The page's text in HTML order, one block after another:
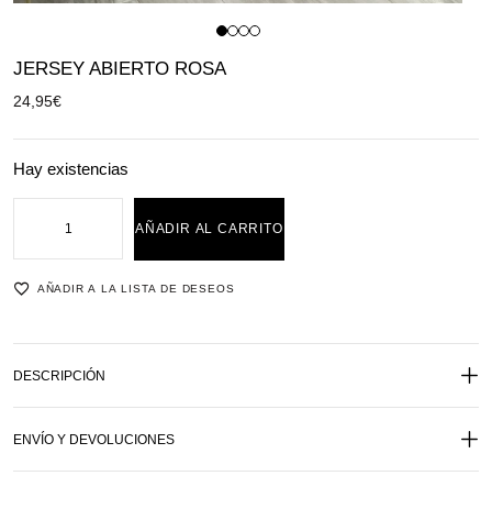
JERSEY ABIERTO ROSA
24,95€
Hay existencias
AÑADIR AL CARRITO
AÑADIR A LA LISTA DE DESEOS
DESCRIPCIÓN
ENVÍO Y DEVOLUCIONES